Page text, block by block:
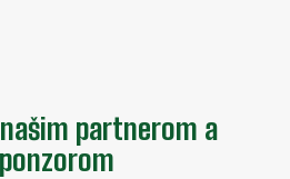
partnerom a